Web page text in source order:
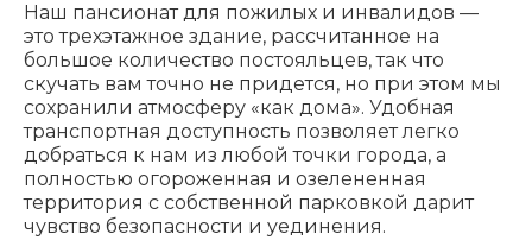
Наш пансионат для пожилых и инвалидов —
это трехэтажное здание, рассчитанное на
большое количество постояльцев, так что
скучать вам точно не придется, но при этом мы
сохранили атмосферу «как дома». Удобная
транспортная доступность позволяет легко
добраться к нам из любой точки города, а
полностью огороженная и озелененная
территория с собственной парковкой дарит
чувство безопасности и уединения.